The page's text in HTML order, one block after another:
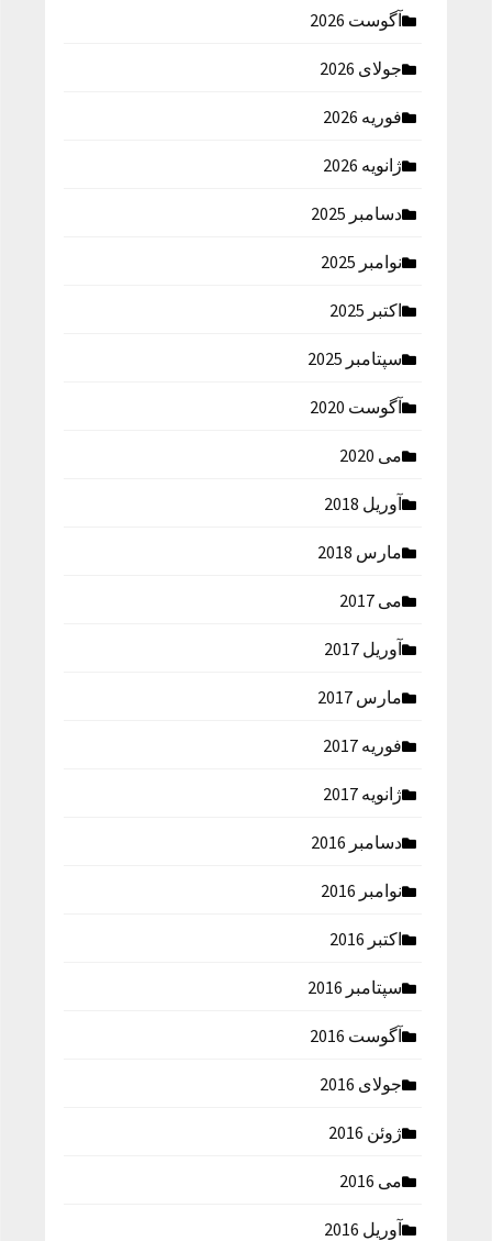
آگوست 2026
جولای 2026
فوریه 2026
ژانویه 2026
دسامبر 2025
نوامبر 2025
اکتبر 2025
سپتامبر 2025
آگوست 2020
می 2020
آوریل 2018
مارس 2018
می 2017
آوریل 2017
مارس 2017
فوریه 2017
ژانویه 2017
دسامبر 2016
نوامبر 2016
اکتبر 2016
سپتامبر 2016
آگوست 2016
جولای 2016
ژوئن 2016
می 2016
آوریل 2016